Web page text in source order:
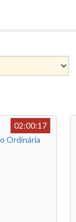
02:00:17
Ordinária